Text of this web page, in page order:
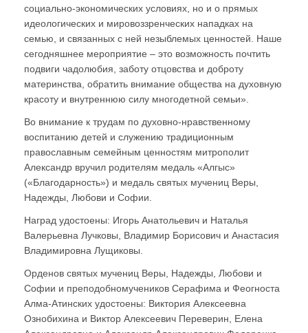
социально-экономических условиях, но и о прямых
идеологических и мировоззренческих нападках на
семью, и связанных с ней незыблемых ценностей. Наше
сегодняшнее мероприятие – это возможность почтить
подвиги чадолюбия, заботу отцовства и доброту
материнства, обратить внимание общества на духовную
красоту и внутреннюю силу многодетной семьи».
Во внимание к трудам по духовно-нравственному
воспитанию детей и служению традиционным
православным семейным ценностям митрополит
Александр вручил родителям медаль «Алгыс»
(«Благодарность») и медаль святых мучениц Веры,
Надежды, Любови и Софии.
Наград удостоены: Игорь Анатольевич и Наталья
Валерьевна Лучковы, Владимир Борисович и Анастасия
Владимировна Лущиковы.
Орденов святых мучениц Веры, Надежды, Любови и
Софии и преподобномучеников Серафима и Феогноста
Алма-Атинских удостоены: Виктория Алексеевна
Ознобихина и Виктор Алексеевич Переверин, Елена